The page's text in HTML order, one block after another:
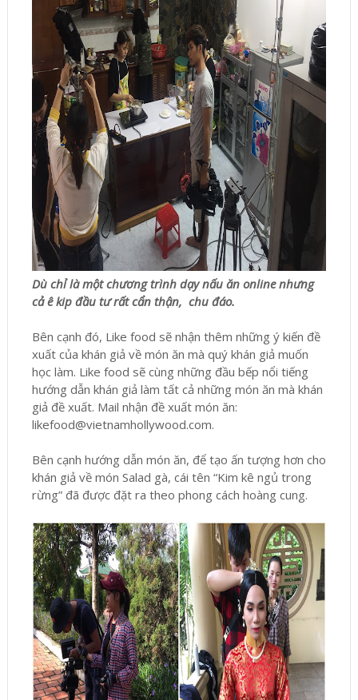
Dù chỉ là một chương trình dạy nấu ăn online nhưng
cả ê kip đầu tư rất cẩn thận, chu đáo.
Bên cạnh đó, Like food sẽ nhận thêm những ý kiến đề
xuất của khán giả về món ăn mà quý khán giả muốn
học làm. Like food sẽ cùng những đầu bếp nổi tiếng
hướng dẫn khán giả làm tất cả những món ăn mà khán
giả đề xuất. Mail nhận đề xuất món ăn:
likefood@vietnamhollywood.com.
Bên cạnh hướng dẫn món ăn, để tạo ấn tượng hơn cho
khán giả về món Salad gà, cái tên “Kim kê ngủ trong
rừng” đã được đặt ra theo phong cách hoàng cung.